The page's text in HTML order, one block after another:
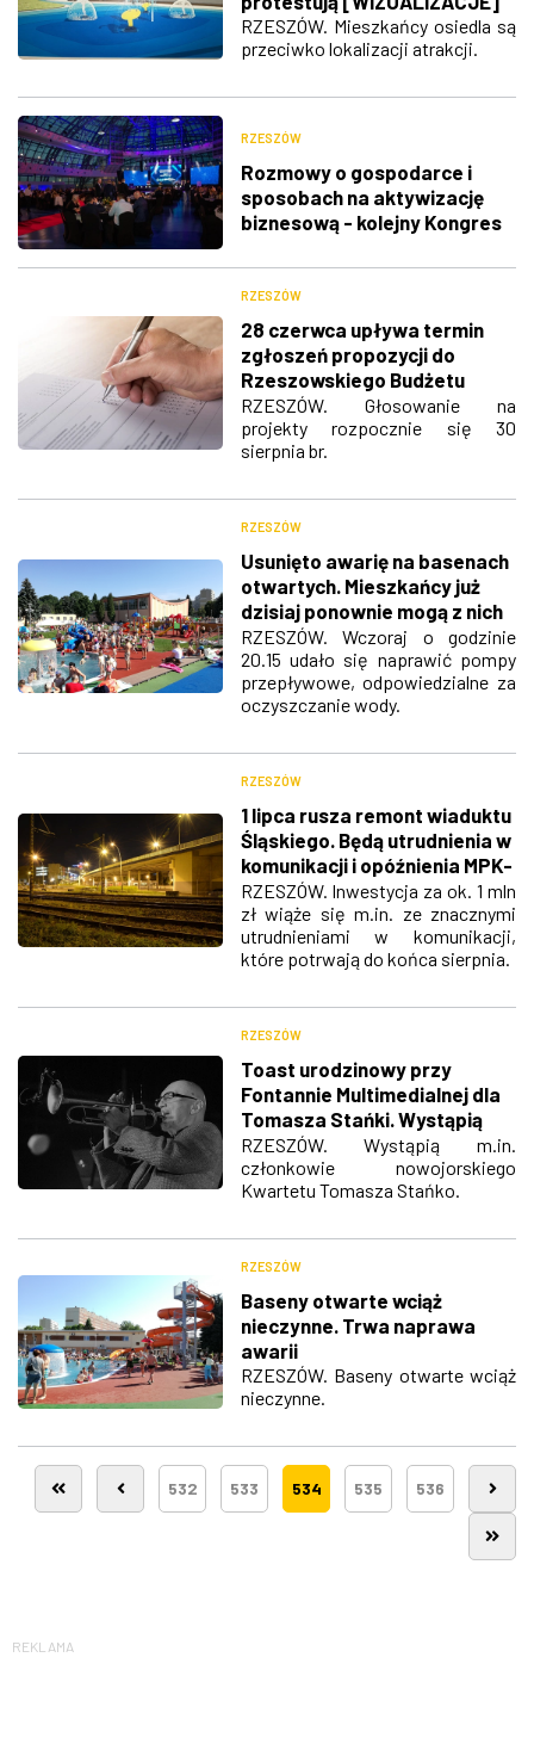
RZESZÓW. Mieszkańcy osiedla są
przeciwko lokalizacji atrakcji.
RZESZÓW
Rozmowy o gospodarce i
sposobach na aktywizację
biznesową - kolejny Kongres
nami
RZESZÓW
28 czerwca upływa termin
zgłoszeń propozycji do
Rzeszowskiego Budżetu
Obywatelskiego 2020
RZESZÓW. Głosowanie na
projekty rozpocznie się 30
sierpnia br.
RZESZÓW
Usunięto awarię na basenach
otwartych. Mieszkańcy już
dzisiaj ponownie mogą z nich
korzystać
RZESZÓW. Wczoraj o godzinie
20.15 udało się naprawić pompy
przepływowe, odpowiedzialne za
oczyszczanie wody.
RZESZÓW
1 lipca rusza remont wiaduktu
Śląskiego. Będą utrudnienia w
komunikacji i opóźnienia MPK-
ów
RZESZÓW. Inwestycja za ok. 1 mln
zł wiąże się m.in. ze znacznymi
utrudnieniami w komunikacji,
które potrwają do końca sierpnia.
RZESZÓW
Toast urodzinowy przy
Fontannie Multimedialnej dla
Tomasza Stańki. Wystąpią
zagraniczni goście
RZESZÓW. Wystąpią m.in.
członkowie nowojorskiego
Kwartetu Tomasza Stańko.
RZESZÓW
Baseny otwarte wciąż
nieczynne. Trwa naprawa
awarii
RZESZÓW. Baseny otwarte wciąż
nieczynne.
532 533 534 535 536
REKLAMA